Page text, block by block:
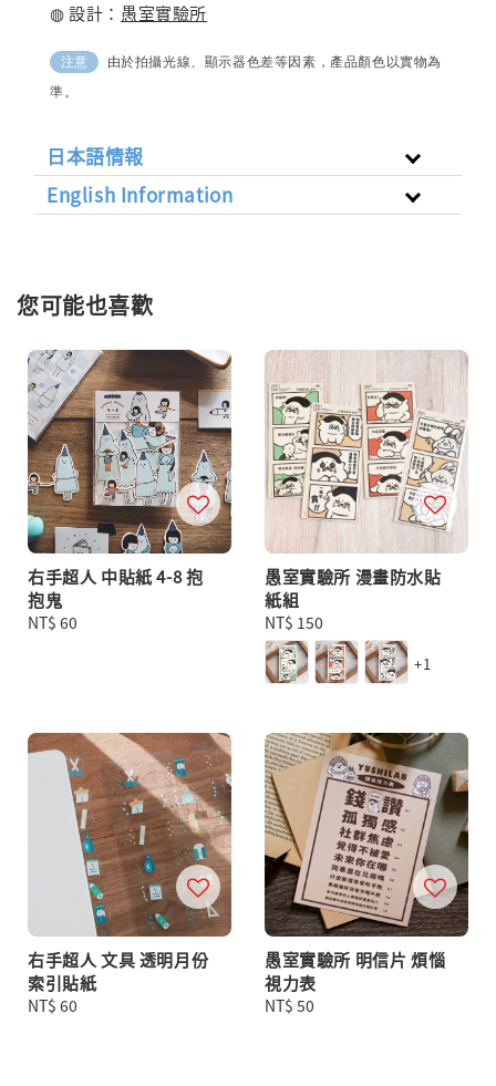
◍ 設計： 愚室實驗所
注意
由於拍攝光線、顯示器色差等因素，產品顏色以實物為
準。
日本語情報
English Information
您可能也喜歡
右手超人 中貼紙 4-8 抱
抱鬼
Regular
NT$ 60
愚室實驗所 漫畫防水貼
紙組
Regular
price
NT$ 150
+1
右手超人 文具 透明月份
索引貼紙
Regular
NT$ 60
愚室實驗所 明信片 煩惱
視力表
Regular
NT$ 50